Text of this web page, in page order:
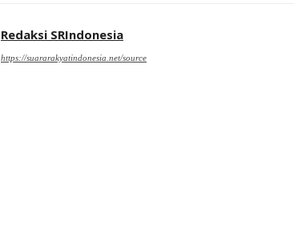
Redaksi SRIndonesia
https://suararakyatindonesia.net/source